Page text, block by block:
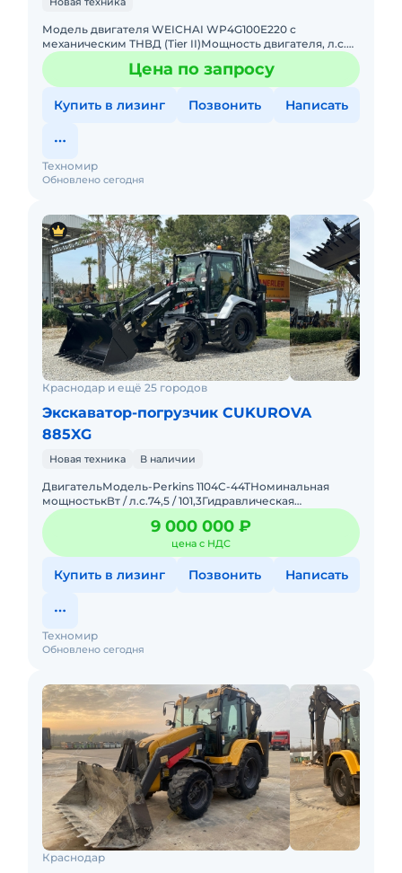
Модель двигателя WEICHAI WP4G100E220 с
механическим ТНВД (Tier II)Мощность двигателя, л.с.
(кВт) / объем двигателя, л. 99,9 (73,5) /
4,5Максимальный крутящий мо
Цена по запросу
Купить в лизинг Позвонить Написать
Обновлено сегодня
Техномир
Краснодар и ещё 25 городов
Экскаватор-погрузчик CUKUROVA
885XG
Новая техника В наличии
ДвигательМодель-Реrkins 1104C-44TНоминальная
мощностькВт / л.с.74,5 / 101,3Гидравлическая
системаГидравлический насос-Аксиально-поршневой
насосМаксимальный пото9 000 000 ₽
цена с НДС
Купить в лизинг Позвонить Написать
Обновлено сегодня
Техномир
Краснодар